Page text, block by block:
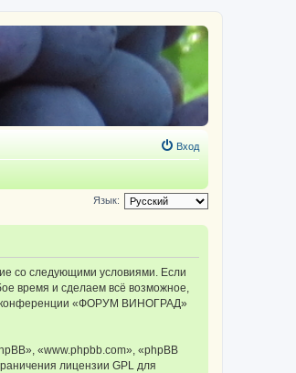
Вход
Язык:
со следующими условиями. Если
время и сделаем всё возможное,
конференции «ФОРУМ ВИНОГРАД»
«www.phpbb.com», «phpBB
лицензии GPL для